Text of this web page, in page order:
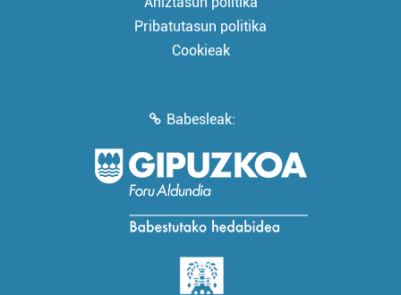
Pribatutasun politika
Cookieak
Babesleak: